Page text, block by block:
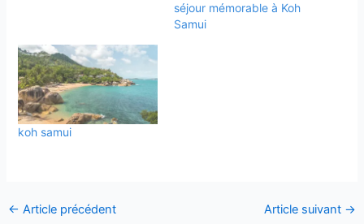
séjour mémorable à Koh
Samui
koh samui
← Article précédent Article suivant →